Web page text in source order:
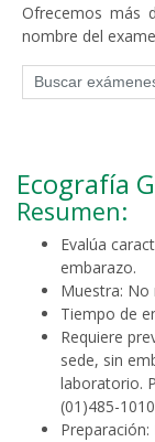
Ofrecemos más
nombre del
Ecografía
Resumen:
Evalúa
embarazo.
Muestra: No
Tiempo de
Requiere
sede, sin
laboratorio.
(01)485-
Preparación: